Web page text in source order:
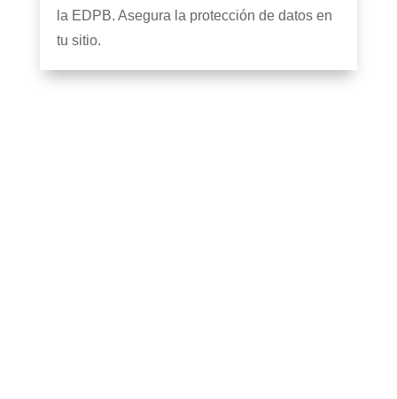
la EDPB. Asegura la protección de datos en
tu sitio.